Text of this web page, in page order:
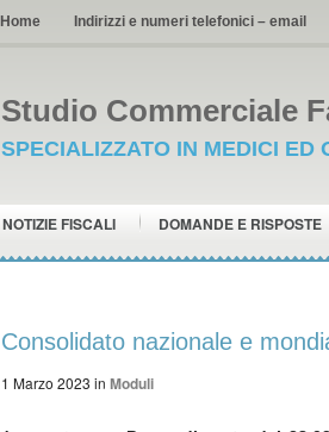
Home Indirizzi e numeri telefonici – email
Studio Commerciale
SPECIALIZZATO IN MEDICI ED
NOTIZIE FISCALI DOMANDE E RISPOSTE
Consolidato nazionale e
1 Marzo 2023 in Moduli